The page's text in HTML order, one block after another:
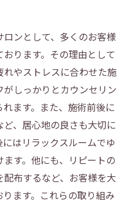
ンとして、多くのお客様
ります。その理由として
やストレスに合わせた施
しっかりとカウンセリン
ます。また、施術前後に
、居心地の良さも大切に
はリラックスルームでゆ
す。他にも、リピートの
布するなど、お客様を大
ます。これらの取り組み